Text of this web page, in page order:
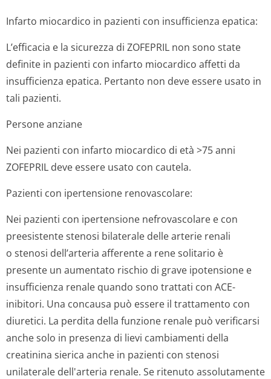
Infarto miocardico in pazienti con insufficienza epatica:
L’efficacia e la sicurezza di ZOFEPRIL non sono state
definite in pazienti con infarto miocardico affetti da
insufficienza epatica. Pertanto non deve essere usato in
tali pazienti.
Persone anziane
Nei pazienti con infarto miocardico di età >75 anni
ZOFEPRIL deve essere usato con cautela.
Pazienti con ipertensione renovascolare:
Nei pazienti con ipertensione nefrovascolare e con
preesistente stenosi bilaterale delle arterie renali
o stenosi dell’arteria afferente a rene solitario è
presente un aumentato rischio di grave ipotensione e
insufficienza renale quando sono trattati con ACE-
inibitori. Una concausa può essere il trattamento con
diuretici. La perdita della funzione renale può verificarsi
anche solo in presenza di lievi cambiamenti della
creatinina sierica anche in pazienti con stenosi
unilaterale dell'arteria renale. Se ritenuto assolutamente